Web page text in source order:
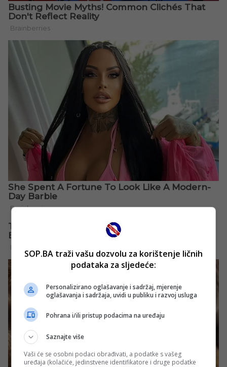
SOP.BA traži vašu dozvolu za korištenje ličnih
podataka za sljedeće:
Personalizirano oglašavanje i sadržaj, mjerenje
oglašavanja i sadržaja, uvidi u publiku i razvoj usluga
Pohrana i/ili pristup podacima na uređaju
Saznajte više
Vaši će se osobni podaci obrađivati, a podatke s vašeg
uređaja (kolačiće, jedinstvene identifikatore i druge podatke